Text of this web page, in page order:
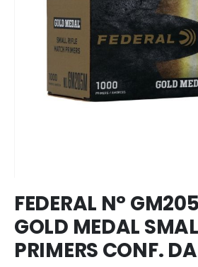
all'inizio
della
galleria
di
immagini
FEDERAL N°
GOLD MEDAL
PRIMERS CONF.